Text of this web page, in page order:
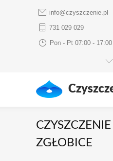
info@czyszczenie.pl
731 029 029
Pon - Pt 07:00 - 17:00
CZYSZCZENIE
ZGŁOBICE